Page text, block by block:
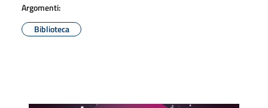
Argomenti:
Biblioteca